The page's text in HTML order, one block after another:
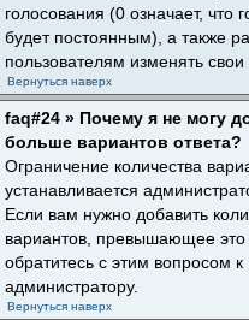
голосования (0 означает, что
будет постоянным), а также
пользователям изменять свои
Вернуться наверх
faq#24 » Почему я не могу
больше вариантов ответа?
Ограничение количества
устанавливается
Если вам нужно добавить
вариантов, превышающее это
обратитесь с этим вопросом к
администратору.
Вернуться наверх